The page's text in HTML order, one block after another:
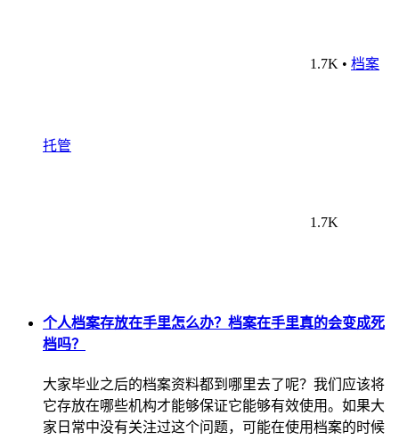
1.7K • 档案
托管
1.7K
个人档案存放在手里怎么办？档案在手里真的会变成死
档吗？
大家毕业之后的档案资料都到哪里去了呢？我们应该将
它存放在哪些机构才能够保证它能够有效使用。如果大
家日常中没有关注过这个问题，可能在使用档案的时候